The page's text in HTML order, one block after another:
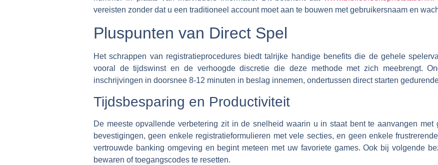
vereisten zonder dat u een traditioneel account moet aan te bouwen met gebruikersnaam en
Pluspunten van Direct Spel
Het schrappen van registratieprocedures biedt talrijke handige benefits die de gehele
vooral de tijdswinst en de verhoogde discretie die deze methode met zich meebrengt.
inschrijvingen in doorsnee 8-12 minuten in beslag innemen, ondertussen direct starten
Tijdsbesparing en Productiviteit
De meeste opvallende verbetering zit in de snelheid waarin u in staat bent te aanvangen met
bevestigingen, geen enkele registratieformulieren met vele secties, en geen enkele
vertrouwde banking omgeving en begint meteen met uw favoriete games. Ook bij volgende
bewaren of toegangscodes te resetten.